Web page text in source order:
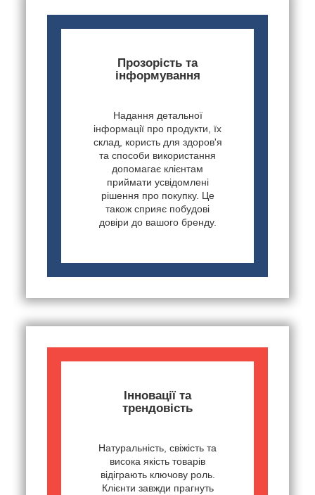
Прозорість та
інформування
Надання детальної
інформації про продукти, їх
склад, користь для здоров'я
та способи використання
допомагає клієнтам
приймати усвідомлені
рішення про покупку. Це
також сприяє побудові
довіри до вашого бренду.
Інновації та
трендовість
Натуральність, свіжість та
висока якість товарів
відіграють ключову роль.
Клієнти завжди прагнуть